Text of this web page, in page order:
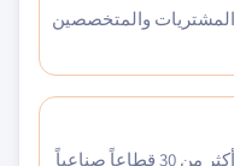
المشتريات والمتخصصين